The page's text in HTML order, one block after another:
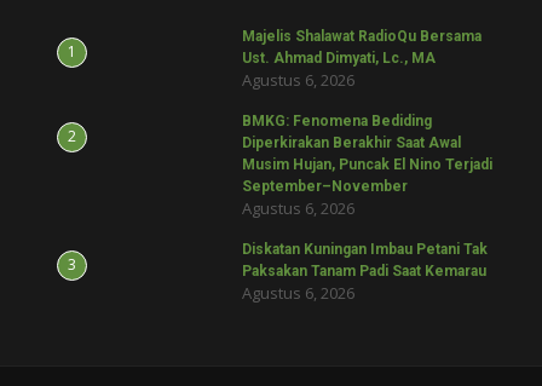
1
Majelis Shalawat RadioQu Bersama
Ust. Ahmad Dimyati, Lc., MA
Agustus 6, 2026
2
BMKG: Fenomena Bediding
Diperkirakan Berakhir Saat Awal
Musim Hujan, Puncak El Nino Terjadi
September–November
Agustus 6, 2026
3
Diskatan Kuningan Imbau Petani Tak
Paksakan Tanam Padi Saat Kemarau
Agustus 6, 2026